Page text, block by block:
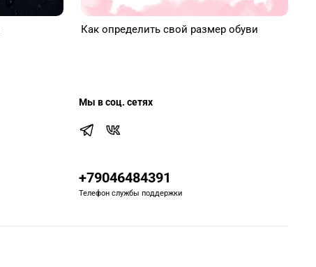
Как определить свой размер обуви
Мы в соц. сетях
+79046484391
Телефон службы поддержки